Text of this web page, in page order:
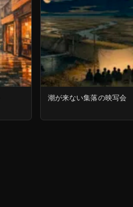
潮が来ない集落の映写会